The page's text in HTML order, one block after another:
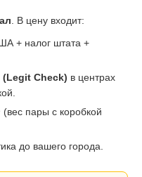
. В цену входит:
+ налог штата +
(Legit Check) в центрах
пары с коробкой
до вашего города.